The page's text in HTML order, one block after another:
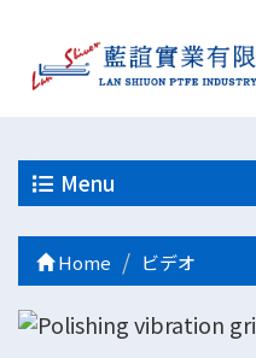
Menu
Home ビデオ